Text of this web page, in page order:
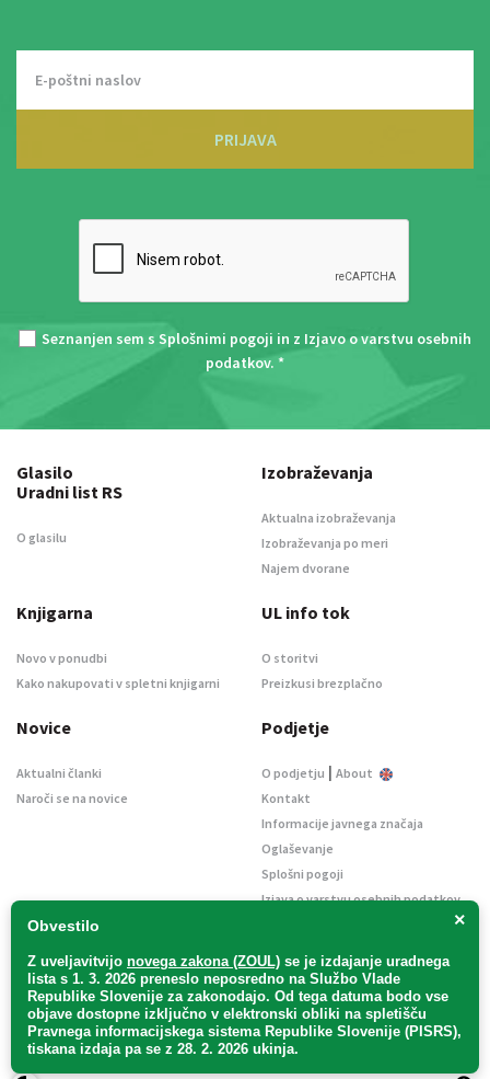
PRIJAVA
Seznanjen sem s Splošnimi pogoji in z Izjavo o varstvu osebnih
podatkov. *
×
Obvestilo
Z uveljavitvijo novega zakona (ZOUL) se je izdajanje uradnega
lista s 1. 3. 2026 preneslo neposredno na Službo Vlade
Republike Slovenije za zakonodajo. Od tega datuma bodo vse
objave dostopne izključno v elektronski obliki na spletišču
Pravnega informacijskega sistema Republike Slovenije (PISRS),
tiskana izdaja pa se z 28. 2. 2026 ukinja.
Glasilo
Uradni list RS
O glasilu
Izobraževanja
Aktualna izobraževanja
Izobraževanja po meri
Najem dvorane
Knjigarna
Novo v ponudbi
Kako nakupovati v spletni knjigarni
UL info tok
O storitvi
Preizkusi brezplačno
Novice
Aktualni članki
Naroči se na novice
Podjetje
O podjetju | About
Kontakt
Informacije javnega značaja
Oglaševanje
Splošni pogoji
Izjava o varstvu osebnih podatkov
Uradni list d. o. o. – v likvidaciji / Vse pravice pridržane.